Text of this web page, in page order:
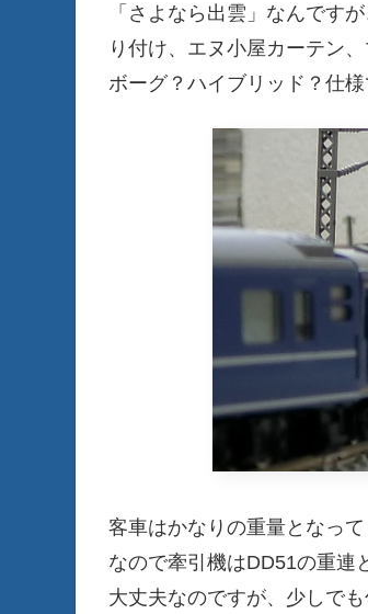
「さよなら出雲」なんです
り付け、エヌ小屋カーテン
ボーグ？ハイブリッド？仕
客車はかなりの重量となって
なので牽引機はDD51の重連
大丈夫なのですが、少しで